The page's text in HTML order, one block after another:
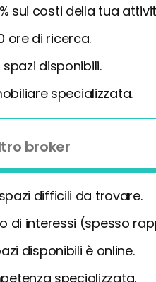
sui costi della tua
ore di ricerca.
disponibili.
specializzata.
broker
difficili da trovare.
di interessi (spesso
disponibili è online.
specializzata.